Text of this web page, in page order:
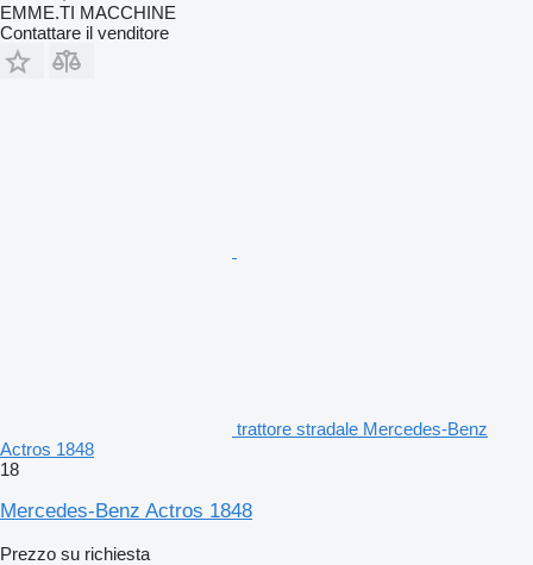
EMME.TI MACCHINE
Contattare il venditore
trattore stradale Mercedes-Benz
Actros 1848
18
Mercedes-Benz Actros 1848
Prezzo su richiesta